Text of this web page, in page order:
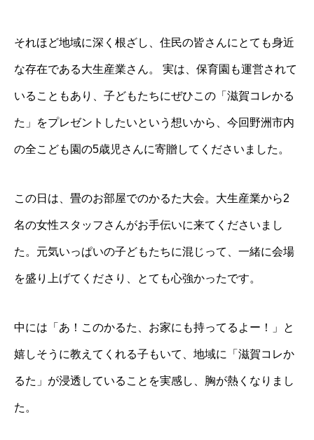
それほど地域に深く根ざし、住民の皆さんにとても身近
な存在である大生産業さん。 実は、保育園も運営されて
いることもあり、子どもたちにぜひこの「滋賀コレかる
た」をプレゼントしたいという想いから、今回野洲市内
の全こども園の5歳児さんに寄贈してくださいました。
この日は、畳のお部屋でのかるた大会。大生産業から2
名の女性スタッフさんがお手伝いに来てくださいまし
た。元気いっぱいの子どもたちに混じって、一緒に会場
を盛り上げてくださり、とても心強かったです。
中には「あ！このかるた、お家にも持ってるよー！」と
嬉しそうに教えてくれる子もいて、地域に「滋賀コレか
るた」が浸透していることを実感し、胸が熱くなりまし
た。